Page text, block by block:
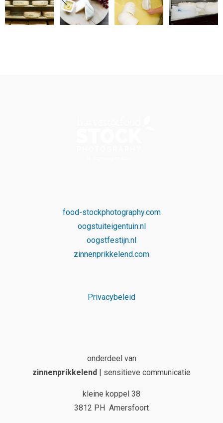
food-stockphotography.com
oogstuiteigentuin.nl
oogstfestijn.nl
zinnenprikkelend.com
Privacybeleid
onderdeel van
zinnenprikkelend
| sensitieve communicatie
kleine koppel 38
3812 PH Amersfoort